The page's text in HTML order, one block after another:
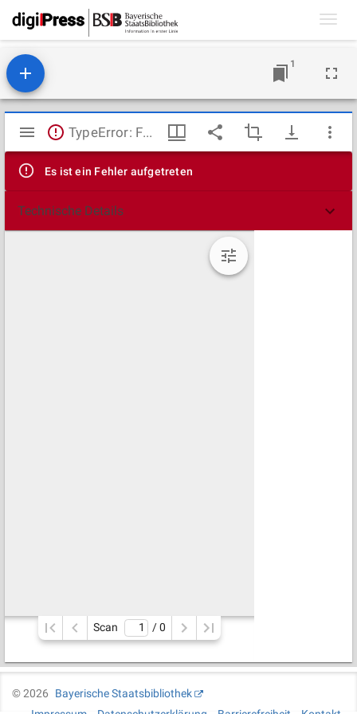
1
Mirador
Viewer
TypeError: Failed to fetch
Es ist ein Fehler aufgetreten
Technische Details
Scan / 0
©2026
Bayerische Staatsbibliothek